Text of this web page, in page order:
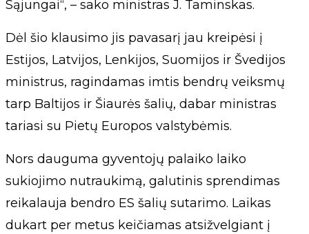
Sąjungai“, – sako ministras J. Taminskas.
Dėl šio klausimo jis pavasarį jau kreipėsi į
Estijos, Latvijos, Lenkijos, Suomijos ir Švedijos
ministrus, ragindamas imtis bendrų veiksmų
tarp Baltijos ir Šiaurės šalių, dabar ministras
tariasi su Pietų Europos valstybėmis.
Nors dauguma gyventojų palaiko laiko
sukiojimo nutraukimą, galutinis sprendimas
reikalauja bendro ES šalių sutarimo. Laikas
dukart per metus keičiamas atsižvelgiant į